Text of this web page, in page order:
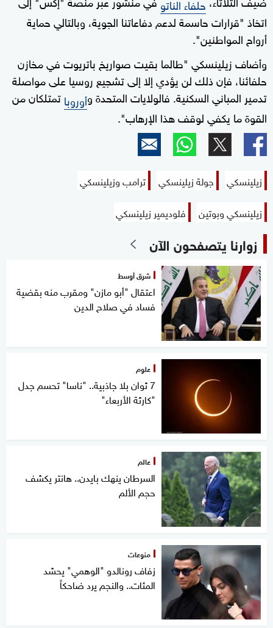
حلفاء الناتو
اتخاذ "قرارات حاسمة لدعم دفاعاتنا الجوية، وبالتالي حماية
أرواح المواطنين".
وأضاف زيلينسكي "طالما بقيت صواريخ باتريوت في مخازن
حلفائنا، فإن ذلك لن يؤدي إلا إلى تشجيع روسيا على مواصلة
تدمير المباني السكنية. فالولايات المتحدة وأوروباتمتلكان من
القوة ما يكفي لوقف هذا الإرهاب".
زيلينسكي جولة زيلينسكي
ترامب وزيلينسكي
زيلينسكي وبوتين
فلوديمير زيلينسكي
زوارنا يتصفحون الآن
شرق أوسط
اعتقال "أبو مازن" ومقرب منه بقضية
فساد في صلاح الدين
علوم
7 ثوان بلا جاذبية.. "ناسا" تحسم جدل
"كارثة الأربعاء"
عالم
السرطان ينهك بايدن.. هانتر يكشف
حجم الألم
منوعات
زفاف رونالدو "الوهمي" يحشد
المئات.. والنجم يرد ضاحكاً